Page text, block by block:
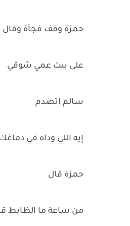
حمزة وقف فجأة وقال
على بيت عمي شوقي
سالم اتصدم
إيه اللي وداه في
حمزة قال
من ساعة ما الظابط